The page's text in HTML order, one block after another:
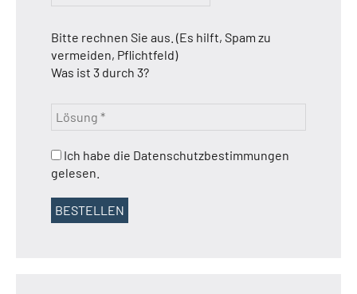
Bitte rechnen Sie aus. (Es hilft, Spam zu
vermeiden, Pflichtfeld)
Was ist 3 durch 3?
Ich habe die Datenschutzbestimmungen
gelesen.